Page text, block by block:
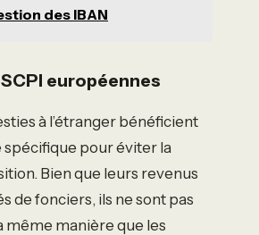
des IBAN
européennes
à l’étranger bénéficient
spécifique pour éviter la
Bien que leurs revenus
de fonciers, ils ne sont pas
même manière que les